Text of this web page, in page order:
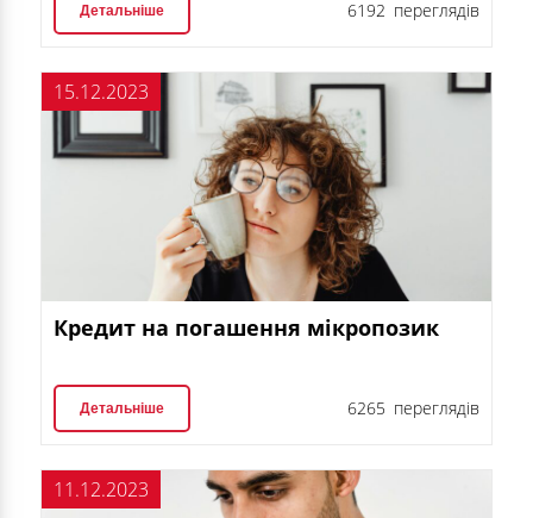
Детальніше 6192 переглядів
15.12.2023
Кредит на погашення мікропозик
Детальніше 6265 переглядів
11.12.2023